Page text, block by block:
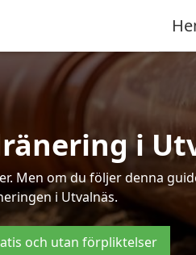
i
Men om du följer denna
i Utvalnäs.
och utan förpliktelser